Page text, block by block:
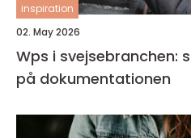
inspiration
02. May 2026
Wps i svejsebranchen:
på dokumentationen